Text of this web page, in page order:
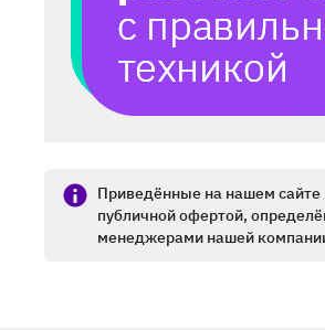
Приведённые на нашем сайте
публичной офертой,
менеджерами нашей